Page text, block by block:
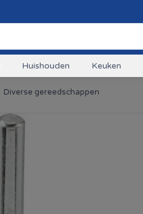
Huishouden Keuken
Diverse gereedschappen